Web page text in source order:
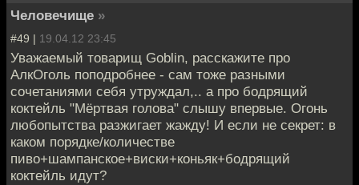
Человечище »
#49 | 19.04.12 23:45
Уважаемый товарищ Goblin, расскажите про
АлкОголь поподробнее - сам тоже разными
сочетаниями себя утруждал,.. а про бодрящий
коктейль "Мёртвая голова" слышу впервые. Огонь
любопытства разжигает жажду! И если не секрет: в
каком порядке/количестве
пиво+шампанское+виски+коньяк+бодрящий
коктейль идут?